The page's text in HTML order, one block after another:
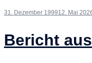
31. Dezember 199912. Mai
Bericht